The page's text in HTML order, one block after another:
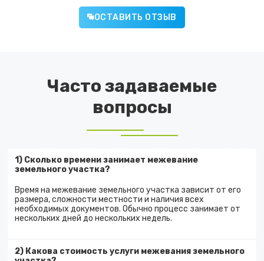
ОСТАВИТЬ ОТЗЫВ
Часто задаваемые
вопросы
1) Сколько времени занимает межевание
земельного участка?
Время на межевание земельного участка зависит от его
размера, сложности местности и наличия всех
необходимых документов. Обычно процесс занимает от
нескольких дней до нескольких недель.
2) Какова стоимость услуги межевания земельного